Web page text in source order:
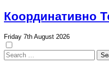
Skip
to
Координативно
Friday 7th August 2026
Search
for: